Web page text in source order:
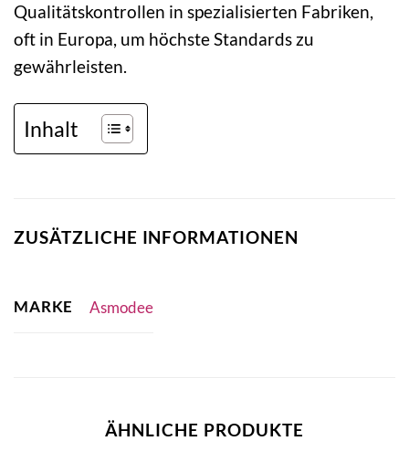
Qualitätskontrollen in spezialisierten Fabriken,
oft in Europa, um höchste Standards zu
gewährleisten.
Inhalt
ZUSÄTZLICHE INFORMATIONEN
MARKE Asmodee
ÄHNLICHE PRODUKTE